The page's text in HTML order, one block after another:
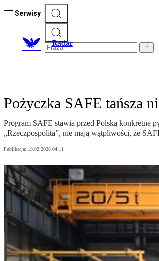
Serwisy
Radar
Pożyczka SAFE tańsza
Program SAFE stawia przed Polską konkretne
„Rzeczpospolita”, nie mają wątpliwości, że
Publikacja: 19.02.2026 04:11